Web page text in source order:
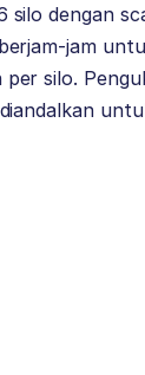
silo dengan
jam
per silo.